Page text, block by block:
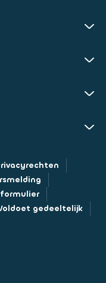
gedeeltelijk